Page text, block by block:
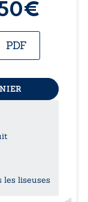
€
de
PDF
liseuses